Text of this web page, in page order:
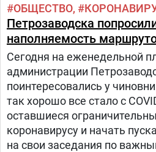
ОБЩЕСТВО
Петрозаводска
наполняемость
Сегодня на еженедельной
администрации
поинтересовались у
так хорошо все стало с
оставшиеся
коронавирусу и начать
на свои заседания по